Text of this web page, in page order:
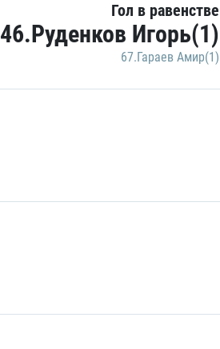
Гол в равенстве
46.Руденков Игорь(1)
67.Гараев Амир(1)